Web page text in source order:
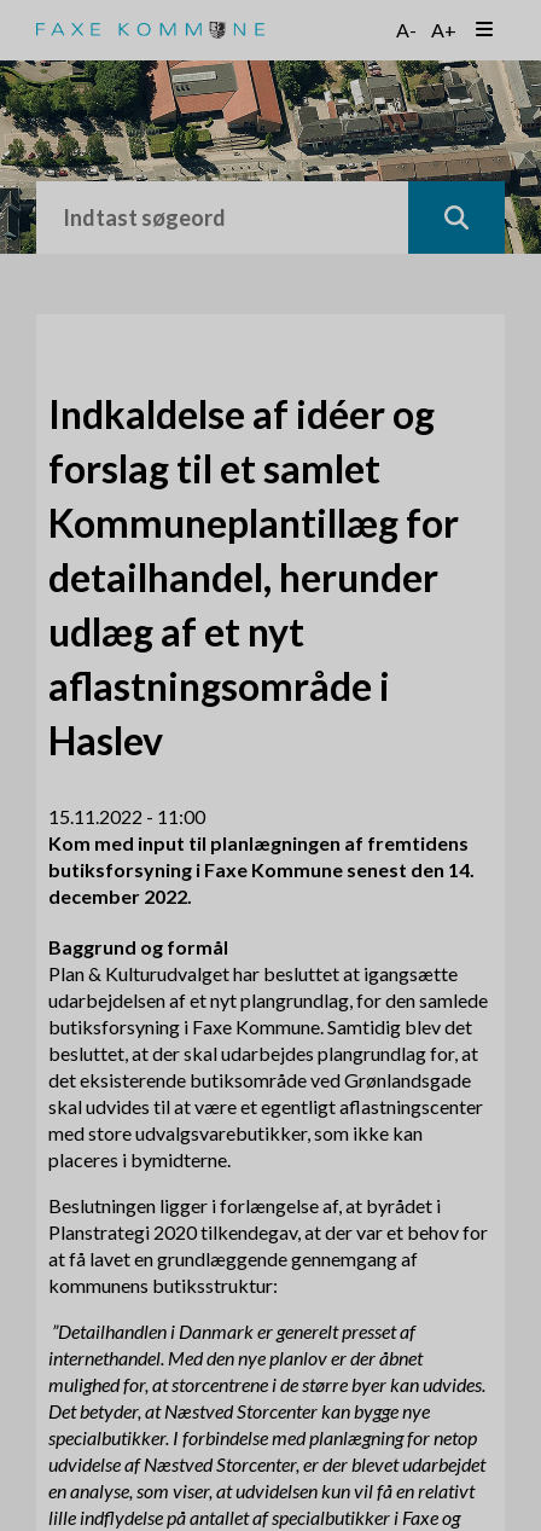
t
i
l
h
o
v
e
d
A- A+
Indkaldelse af idéer og
forslag til et samlet
Kommuneplantillæg for
detailhandel, herunder
udlæg af et nyt
aflastningsområde i
Haslev
15.11.2022 - 11:00
Kom med input til planlægningen af fremtidens
butiksforsyning i Faxe Kommune senest den 14.
december 2022.
Baggrund og formål
Plan & Kulturudvalget har besluttet at igangsætte
udarbejdelsen af et nyt plangrundlag, for den samlede
butiksforsyning i Faxe Kommune. Samtidig blev det
besluttet, at der skal udarbejdes plangrundlag for, at
det eksisterende butiksområde ved Grønlandsgade
skal udvides til at være et egentligt aflastningscenter
med store udvalgsvarebutikker, som ikke kan
placeres i bymidterne.
Beslutningen ligger i forlængelse af, at byrådet i
Planstrategi 2020 tilkendegav, at der var et behov for
at få lavet en grundlæggende gennemgang af
kommunens butiksstruktur:
”Detailhandlen i Danmark er generelt presset af
internethandel. Med den nye planlov er der åbnet
mulighed for, at storcentrene i de større byer kan udvides.
Det betyder, at Næstved Storcenter kan bygge nye
specialbutikker. I forbindelse med planlægning for netop
udvidelse af Næstved Storcenter, er der blevet udarbejdet
en analyse, som viser, at udvidelsen kun vil få en relativt
lille indflydelse på antallet af specialbutikker i Faxe og